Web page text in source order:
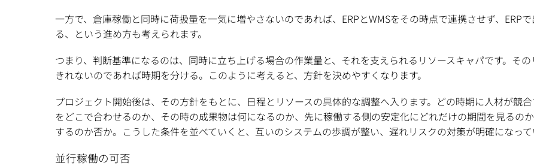
一方で、倉庫稼働と同時に荷扱量を一気に増やさないのであれば、ERPとWMSをその時点で連携させず、ERP
る、という進め方も考えられます。
つまり、判断基準になるのは、同時に立ち上げる場合の作業量と、それを支えられるリソースキャパです。そ
きれないのであれば時期を分ける。このように考えると、方針を決めやすくなります。
プロジェクト開始後は、その方針をもとに、日程とリソースの具体的な調整へ入ります。どの時期に人材が競
をどこで合わせるのか、その時の成果物は何になるのか、先に稼働する側の安定化にどれだけの期間を見るの
するのか否か。こうした条件を並べていくと、互いのシステムの歩調が整い、遅れリスクの対策が明確になって
並行稼働の可否